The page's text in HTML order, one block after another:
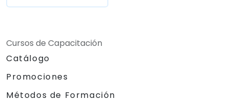
Cursos de Capacitación
Catálogo
Promociones
Métodos de Formación